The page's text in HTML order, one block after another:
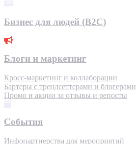
Бизнес для людей (B2C)
Блоги и маркетинг
Кросс-маркетинг и коллаборации
Бартеры с трендсеттерами и блогерами
Промо и акции за отзывы и репосты
События
Инфопартнерства для мероприятий